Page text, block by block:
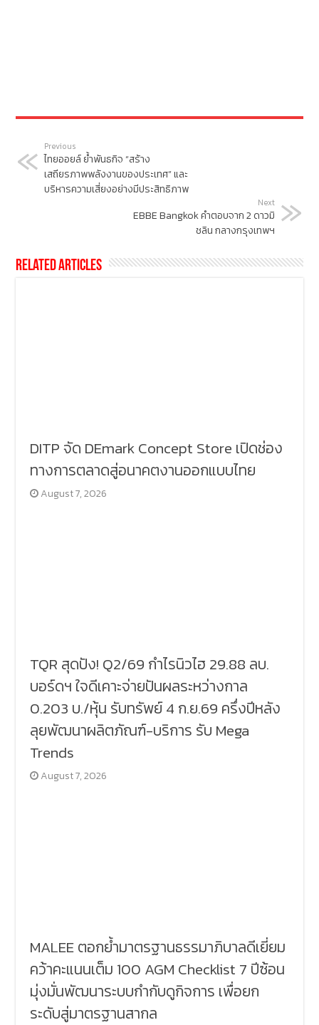
Previous
ไทยออยล์ ย้ำพันธกิจ “สร้าง
เสถียรภาพพลังงานของประเทศ” และ
บริหารความเสี่ยงอย่างมีประสิทธิภาพ
Next
EBBE Bangkok คำตอบจาก 2 ดาวมิ
ชลิน กลางกรุงเทพฯ
Related Articles
DITP จัด DEmark Concept Store เปิดช่อง
ทางการตลาดสู่อนาคตงานออกแบบไทย
August 7, 2026
TQR สุดปัง! Q2/69 กำไรนิวไฮ 29.88 ลบ.
บอร์ดฯ ใจดีเคาะจ่ายปันผลระหว่างกาล
0.203 บ./หุ้น รับทรัพย์ 4 ก.ย.69 ครึ่งปีหลัง
ลุยพัฒนาผลิตภัณฑ์-บริการ รับ Mega
Trends
August 7, 2026
MALEE ตอกย้ำมาตรฐานธรรมาภิบาลดีเยี่ยม
คว้าคะแนนเต็ม 100 AGM Checklist 7 ปีซ้อน
มุ่งมั่นพัฒนาระบบกำกับดูกิจการ เพื่อยก
ระดับสู่มาตรฐานสากล